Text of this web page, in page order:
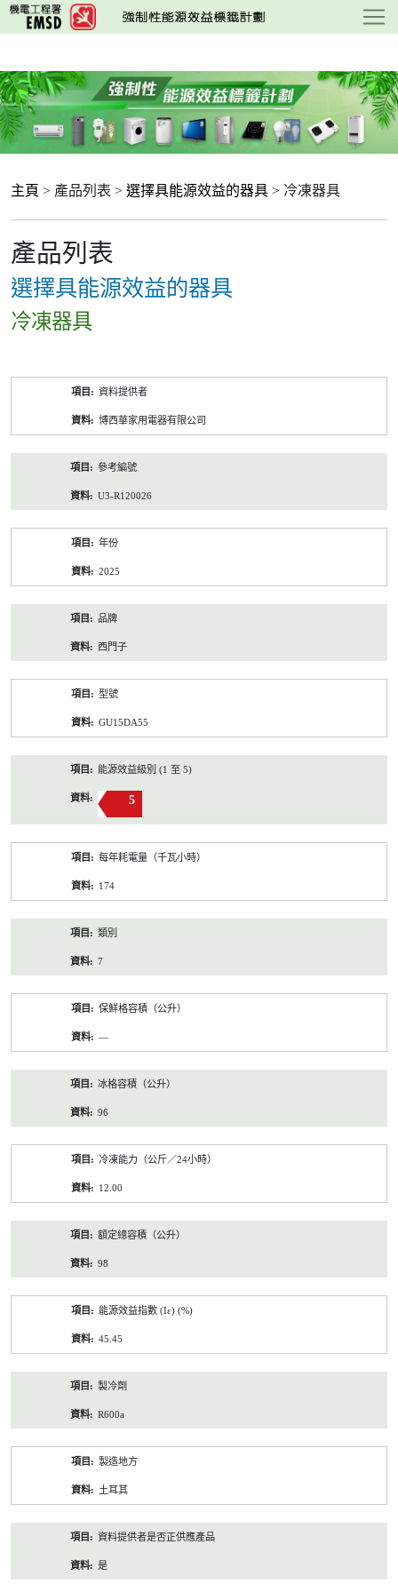
跳
至
要
內
容
主頁 > 產品列表 > 選擇具能源效益的器具 > 冷凍器具
產品列表
選擇具能源效益的器具
冷凍器具
資料提供者
博西華家用電器有限公司
參考編號
U3-R120026
年份
2025
品牌
西門子
型號
GU15DA55
能源效益級別 (1 至 5)
5
每年耗電量（千瓦小時）
174
類別
7
保鮮格容積（公升）
—
冰格容積（公升）
96
冷凍能力（公斤／24小時）
12.00
額定總容積（公升）
98
能源效益指數 (Iε) (%)
45.45
製冷劑
R600a
製造地方
土耳其
資料提供者是否正供應產品
是